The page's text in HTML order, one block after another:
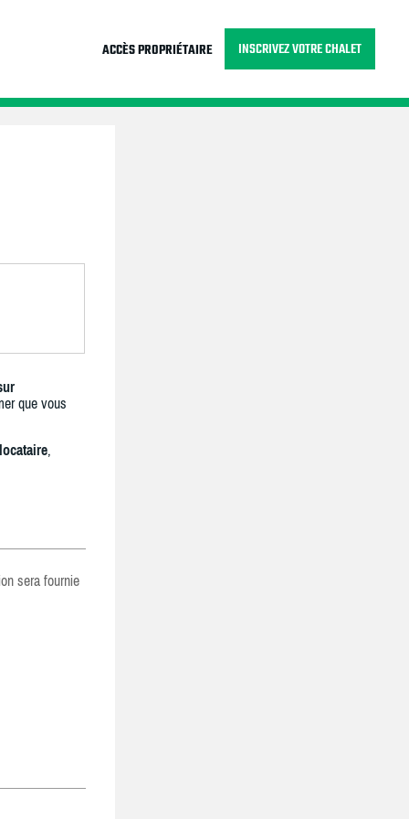
ACCÈS PROPRIÉTAIRE INSCRIVEZ VOTRE CHALET
que vous
,
sera fournie